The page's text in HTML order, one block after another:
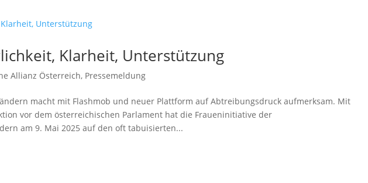
Klarheit, Unterstützung
Allianz Österreich, Pressemeldung
macht mit Flashmob und neuer Plattform auf Abtreibungsdruck aufmerksam. Mit
vor dem österreichischen Parlament hat die Fraueninitiative der
am 9. Mai 2025 auf den oft tabuisierten...